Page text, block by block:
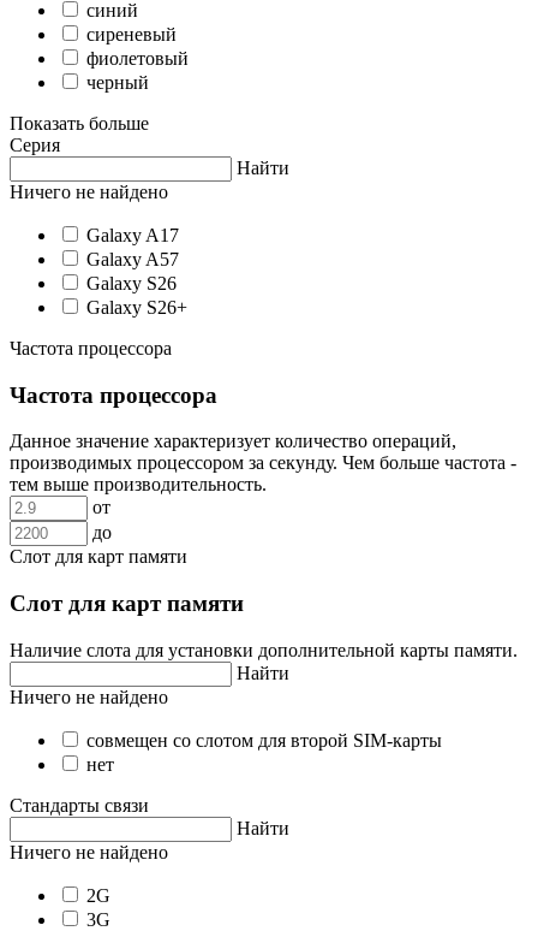
синий
сиреневый
фиолетовый
черный
Показать больше
Серия
Найти
Ничего не найдено
Galaxy A17
Galaxy A57
Galaxy S26
Galaxy S26+
Частота процессора
Частота процессора
Данное значение характеризует количество операций,
производимых процессором за секунду. Чем больше частота -
тем выше производительность.
от
до
Слот для карт памяти
Слот для карт памяти
Наличие слота для установки дополнительной карты памяти.
Найти
Ничего не найдено
совмещен со слотом для второй SIM-карты
нет
Стандарты связи
Найти
Ничего не найдено
2G
3G